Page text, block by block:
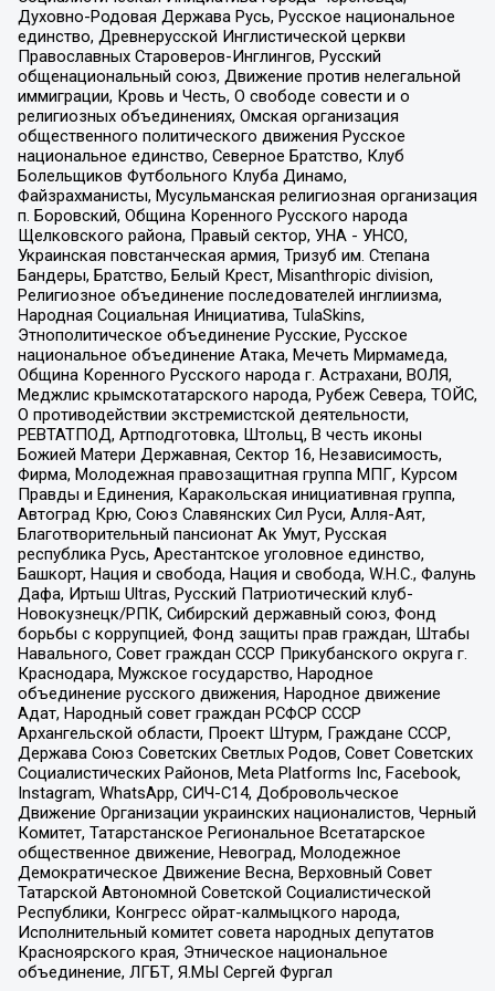
Духовно-Родовая Держава Русь, Русское национальное
единство, Древнерусской Инглистической церкви
Православных Староверов-Инглингов, Русский
общенациональный союз, Движение против нелегальной
иммиграции, Кровь и Честь, О свободе совести и о
религиозных объединениях, Омская организация
общественного политического движения Русское
национальное единство, Северное Братство, Клуб
Болельщиков Футбольного Клуба Динамо,
Файзрахманисты, Мусульманская религиозная организация
п. Боровский, Община Коренного Русского народа
Щелковского района, Правый сектор, УНА - УНСО,
Украинская повстанческая армия, Тризуб им. Степана
Бандеры, Братство, Белый Крест, Misanthropic division,
Религиозное объединение последователей инглиизма,
Народная Социальная Инициатива, TulaSkins,
Этнополитическое объединение Русские, Русское
национальное объединение Атака, Мечеть Мирмамеда,
Община Коренного Русского народа г. Астрахани, ВОЛЯ,
Меджлис крымскотатарского народа, Рубеж Севера, ТОЙС,
О противодействии экстремистской деятельности,
РЕВТАТПОД, Артподготовка, Штольц, В честь иконы
Божией Матери Державная, Сектор 16, Независимость,
Фирма, Молодежная правозащитная группа МПГ, Курсом
Правды и Единения, Каракольская инициативная группа,
Автоград Крю, Союз Славянских Сил Руси, Алля-Аят,
Благотворительный пансионат Ак Умут, Русская
республика Русь, Арестантское уголовное единство,
Башкорт, Нация и свобода, Нация и свобода, W.H.С., Фалунь
Дафа, Иртыш Ultras, Русский Патриотический клуб-
Новокузнецк/РПК, Сибирский державный союз, Фонд
борьбы с коррупцией, Фонд защиты прав граждан, Штабы
Навального, Совет граждан СССР Прикубанского округа г.
Краснодара, Мужское государство, Народное
объединение русского движения, Народное движение
Адат, Народный совет граждан РСФСР СССР
Архангельской области, Проект Штурм, Граждане СССР,
Держава Союз Советских Светлых Родов, Совет Советских
Социалистических Районов, Meta Platforms Inc, Facebook,
Instagram, WhatsApp, СИЧ-С14, Добровольческое
Движение Организации украинских националистов, Черный
Комитет, Татарстанское Региональное Всетатарское
общественное движение, Невоград, Молодежное
Демократическое Движение Весна, Верховный Совет
Татарской Автономной Советской Социалистической
Республики, Конгресс ойрат-калмыцкого народа,
Исполнительный комитет совета народных депутатов
Красноярского края, Этническое национальное
объединение, ЛГБТ, Я.МЫ Сергей Фургал